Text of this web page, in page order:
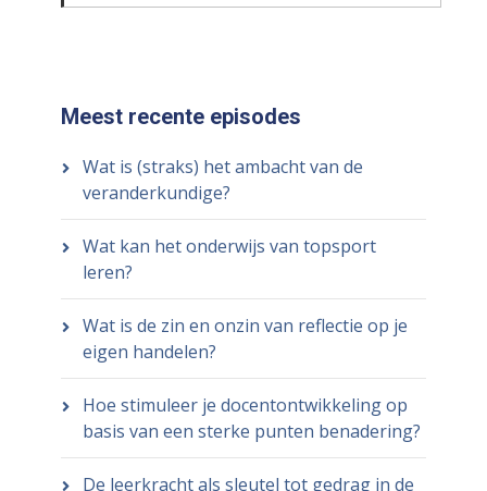
Meest recente episodes
Wat is (straks) het ambacht van de
veranderkundige?
Wat kan het onderwijs van topsport
leren?
Wat is de zin en onzin van reflectie op je
eigen handelen?
Hoe stimuleer je docentontwikkeling op
basis van een sterke punten benadering?
De leerkracht als sleutel tot gedrag in de